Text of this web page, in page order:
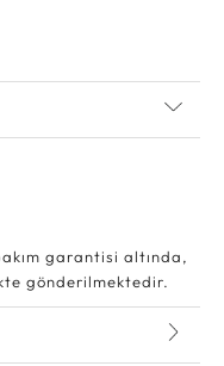
garantisi altında,
gönderilmektedir.